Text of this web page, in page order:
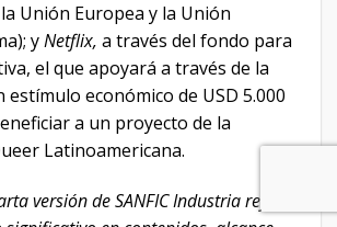
Unión Europea y la Unión
yNetflix, a través del fondo para
el que apoyará a través de la
económico de USD 5.000
a un proyecto de la
Latinoamericana.
versión de SANFIC Industria refleja